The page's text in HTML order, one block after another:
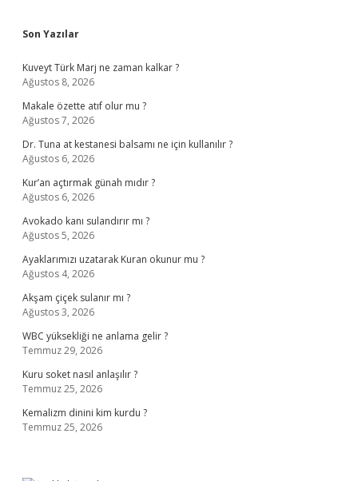
Sidebar
Son Yazılar
Kuveyt Türk Marj ne zaman kalkar ?
Ağustos 8, 2026
Makale özette atıf olur mu ?
Ağustos 7, 2026
Dr. Tuna at kestanesi balsamı ne için kullanılır ?
Ağustos 6, 2026
Kur’an açtırmak günah mıdır ?
Ağustos 6, 2026
Avokado kanı sulandırır mı ?
Ağustos 5, 2026
Ayaklarımızı uzatarak Kuran okunur mu ?
Ağustos 4, 2026
Akşam çiçek sulanır mı ?
Ağustos 3, 2026
WBC yüksekliği ne anlama gelir ?
Temmuz 29, 2026
Kuru soket nasıl anlaşılır ?
Temmuz 25, 2026
Kemalizm dinini kim kurdu ?
Temmuz 25, 2026